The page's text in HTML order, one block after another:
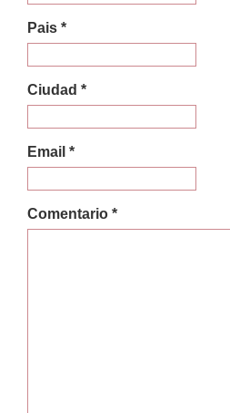
Pais *
Ciudad *
Email *
Comentario *